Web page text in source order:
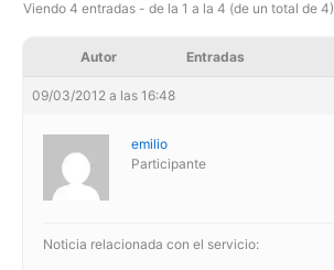
Viendo 4 entradas - de la 1 a la 4 (de un total de 4)
Autor Entradas
09/03/2012 a las 16:48
emilio
Participante
Noticia relacionada con el servicio: